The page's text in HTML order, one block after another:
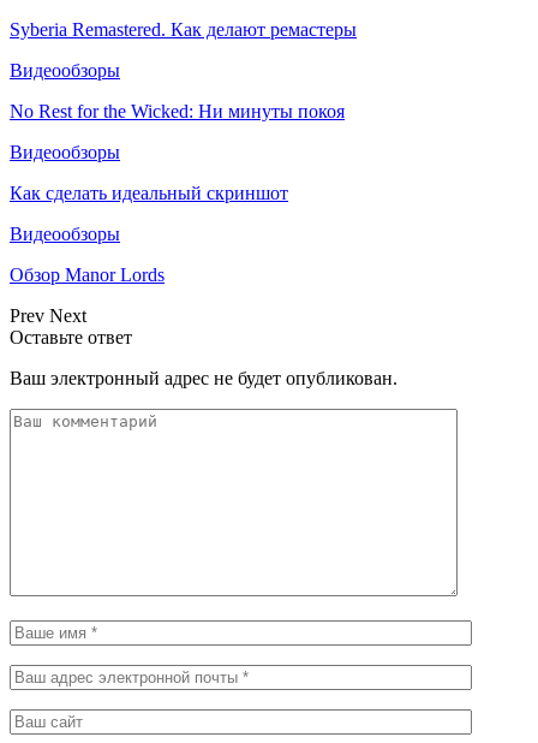
Syberia Remastered. Как делают ремастеры
Видеообзоры
No Rest for the Wicked: Ни минуты покоя
Видеообзоры
Как сделать идеальный скриншот
Видеообзоры
Обзор Manor Lords
Prev Next
Оставьте ответ
Ваш электронный адрес не будет опубликован.